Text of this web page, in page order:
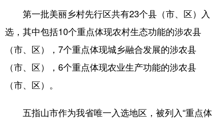
第一批美丽乡村先行区共有23个县（市、区）入
选，其中包括10个重点体现农村生态功能的涉农县
（市、区），7个重点体现城乡融合发展的涉农县
（市、区），6个重点体现农业生产功能的涉农县
（市、区）。
五指山市作为我省唯一入选地区，被列入“重点体